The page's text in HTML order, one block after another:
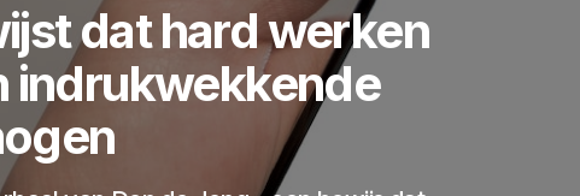
dat hard werken
indrukwekkende